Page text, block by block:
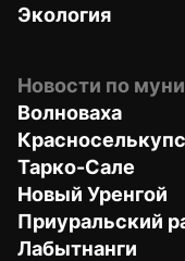
Экология
Новости по
Волноваха
Тарко-Сале
Новый Уренгой
Приуральский
Лабытнанги